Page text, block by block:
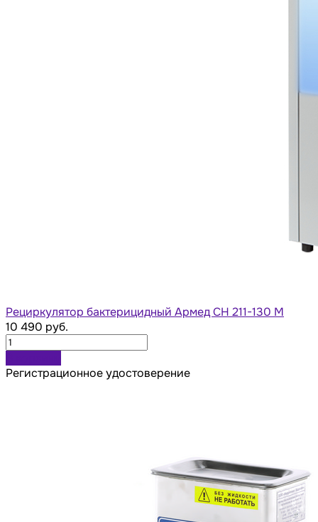
Рециркулятор бактерицидный Армед СН 211-130 М
10 490 руб.
Регистрационное удостоверение